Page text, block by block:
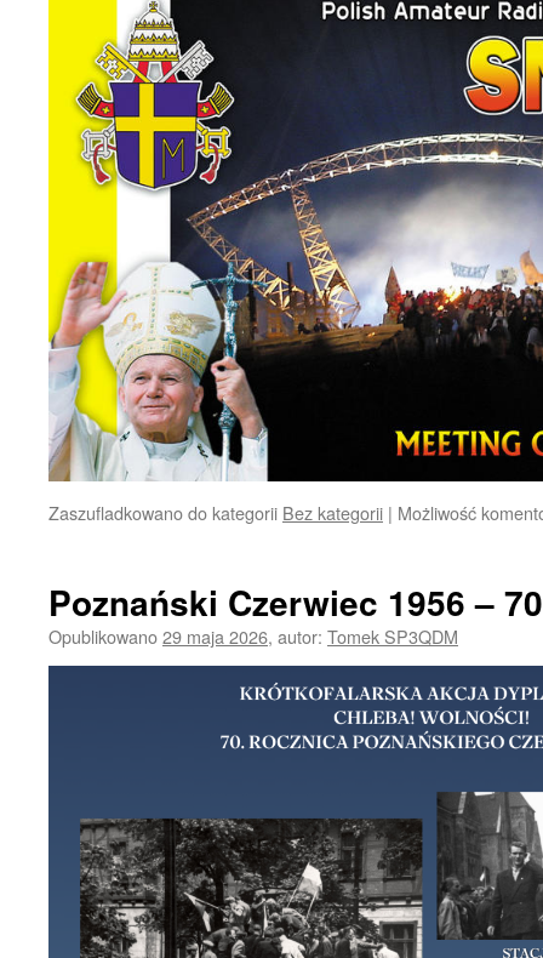
Zaszufladkowano do kategorii Bez kategorii | Możliwość
Poznański Czerwiec 1956 –
Opublikowano29 maja 2026, autor: Tomek SP3QDM